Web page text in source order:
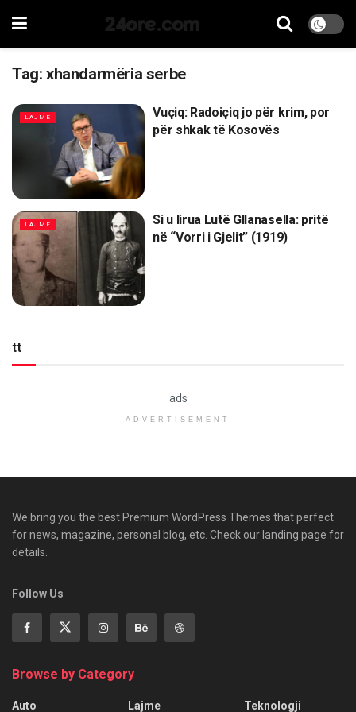
24ore.com
Tag: xhandarmëria serbe
LAJME
Vuçiq: Radoiçiq jo për krim, por
për shkak të Kosovës
LAJME
Si u lirua Lutë Gllanasella: pritë
në “Vorri i Gjelit” (1919)
tt
ads
ADVERTISEMENT
We bring you the best Premium WordPress Themes that perfect
for news, magazine, personal blog, etc. Check our landing page for
details.
Follow Us
Browse by Category
Auto Lajme Teknologji